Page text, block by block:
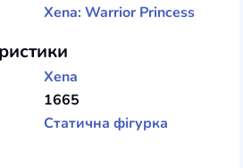
Xena: Warrior Princess
Xena
1665
Статична фігурка